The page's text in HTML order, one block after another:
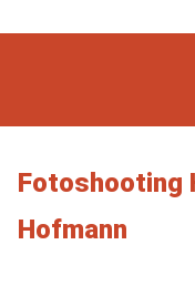
Fotoshooting
Hofmann